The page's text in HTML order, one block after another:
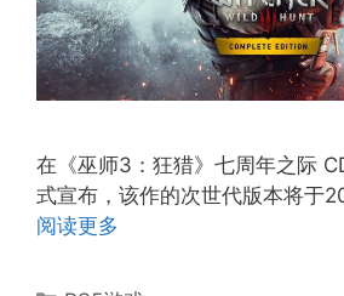
在《巫师3：狂猎》七周年之际
式宣布，该作的次世代版本将于
阅读更多